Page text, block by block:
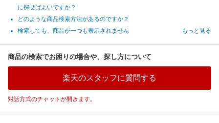
に探せばよいですか？
どのような商品検索方法があるのですか？
検索しても、商品が一つも表示されません
もっと見る
商品の検索でお困りの場合や、探し方について
楽天のスタッフに質問する
対話方式のチャットが開きます。